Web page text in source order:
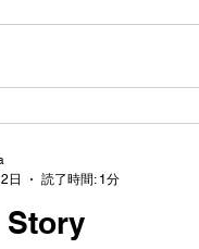
Story
日
読了時間: 1分